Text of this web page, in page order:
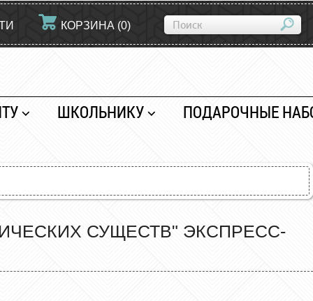
КОРЗИНА (0)
ШКОЛЬНИКУ ПОДАРОЧНЫЕ
СУЩЕСТВ" ЭКСПРЕСС-